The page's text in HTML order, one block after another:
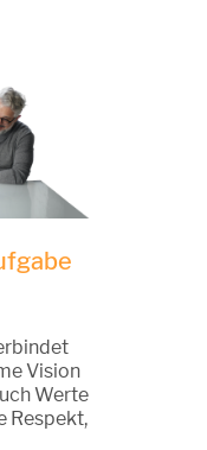
Vision
Werte
Respekt,